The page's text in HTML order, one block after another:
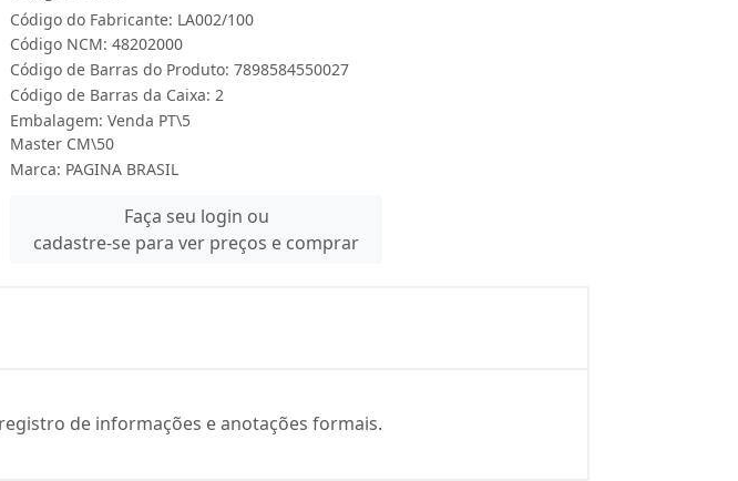
Código do Fabricante: LA002/100
Código NCM: 48202000
Código de Barras do Produto: 7898584550027
Código de Barras da Caixa: 2
Embalagem: Venda PT\5
Master CM\50
Marca: PAGINA BRASIL
Faça seu login ou
cadastre-se para ver preços e comprar
de informações e anotações formais.